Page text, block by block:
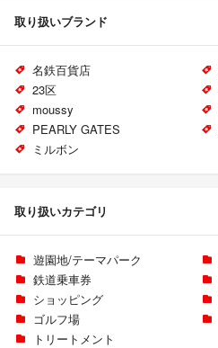
取り扱いブランド
名鉄百貨店
23区
moussy
PEARLY GATES
ミルボン
取り扱いカテゴリ
遊園地/テーマパーク
鉄道乗車券
ショッピング
ゴルフ場
トリートメント